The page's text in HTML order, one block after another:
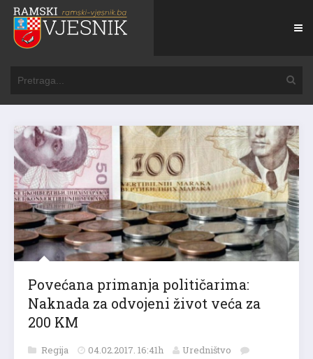
Povećana primanja političarima:
Naknada za odvojeni život veća za
200 KM
Regija 04.02.2017. 16:41h Uredništvo